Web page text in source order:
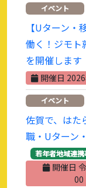
イベント
【Uターン
働く！ジモト
を開催します
開催日
イベント
佐賀で、は
職・Uターン
若年者地域連携
開催日
00